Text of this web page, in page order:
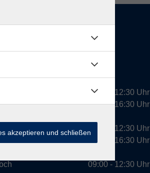
09:00 - 12:30 Uhr
13:00 - 16:30 Uhr
10:00 - 12:30 Uhr
13:00 - 16:30 Uhr
09:00 - 12:30 Uhr
akzeptieren und schließen